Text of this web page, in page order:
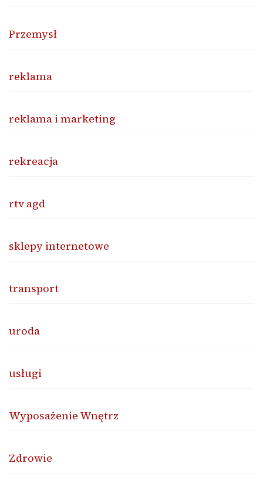
Przemysł
reklama
reklama i marketing
rekreacja
rtv agd
sklepy internetowe
transport
uroda
usługi
Wyposażenie Wnętrz
Zdrowie